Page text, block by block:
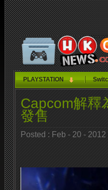
PLAYSTATION
Capcom解釋
發售
Posted : Feb - 20 - 2012